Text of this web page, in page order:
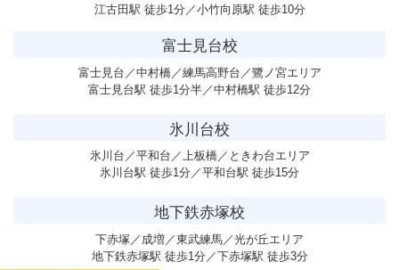
江古田駅 徒歩1分／小竹向原駅 徒歩10分
富士見台校
富士見台／中村橋／練馬高野台／鷺ノ宮エリア
富士見台駅 徒歩1分半／中村橋駅 徒歩12分
氷川台校
氷川台／平和台／上板橋／ときわ台エリア
氷川台駅 徒歩1分／平和台駅 徒歩15分
地下鉄赤塚校
下赤塚／成増／東武練馬／光が丘エリア
地下鉄赤塚駅 徒歩1分／下赤塚駅 徒歩3分